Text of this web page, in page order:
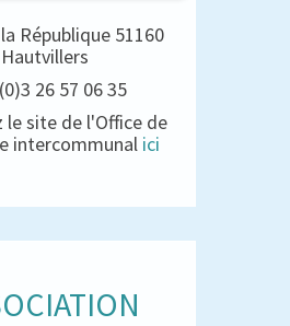
République 51160
Hautvillers
26 57 06 35
le site de l'Office de
intercommunal ici